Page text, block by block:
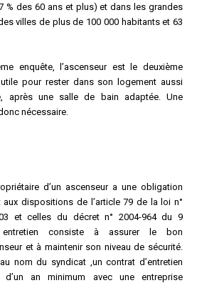
% des 60 ans et plus) et dans les grandes
villes de plus de 100 000 habitants et 63
enquête, l’ascenseur est le deuxième
pour rester dans son logement aussi
après une salle de bain adaptée. Une
nécessaire.
d’un ascenseur a une obligation
aux dispositions de l’article 79 de la loi n°
et celles du décret n° 2004-964 du 9
entretien consiste à assurer le bon
et à maintenir son niveau de sécurité.
nom du syndicat ,un contrat d’entretien
an minimum avec une entreprise